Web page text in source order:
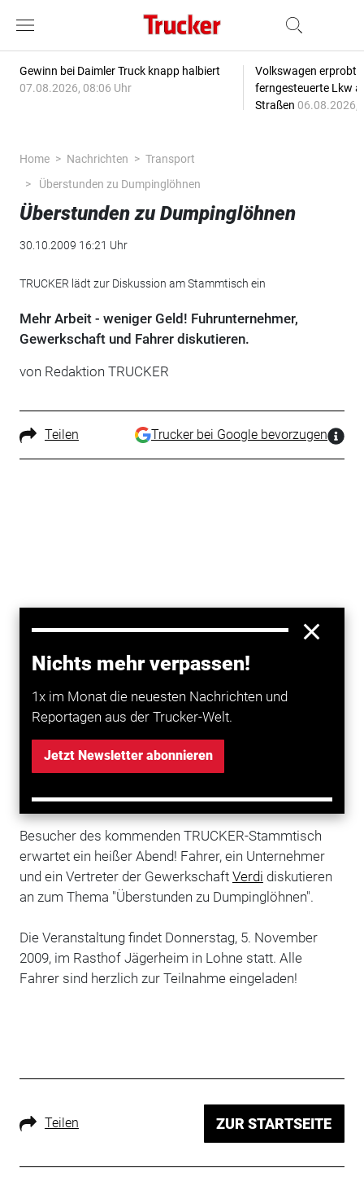
Gewinn bei Daimler Truck knapp halbiert
07.08.2026, 08:06 Uhr
Volkswagen erprobt
ferngesteuerte Lkw
Straßen 06.08.2026,
Home Nachrichten
Transport
Überstunden zu Dumpinglöhnen
Überstunden zu Dumpinglöhnen
30.10.2009 16:21 Uhr
TRUCKER lädt zur Diskussion am Stammtisch ein
Mehr Arbeit - weniger Geld! Fuhrunternehmer,
Gewerkschaft und Fahrer diskutieren.
von Redaktion TRUCKER
Teilen Trucker bei Google bevorzugen
Nichts mehr verpassen!
1x im Monat die neuesten Nachrichten und
Reportagen aus der Trucker-Welt.
Jetzt Newsletter abonnieren
Besucher des kommenden TRUCKER-Stammtisch
erwartet ein heißer Abend! Fahrer, ein Unternehmer
und ein Vertreter der Gewerkschaft Verdi diskutieren
an zum Thema "Überstunden zu Dumpinglöhnen".
Die Veranstaltung findet Donnerstag, 5. November
2009, im Rasthof Jägerheim in Lohne statt. Alle
Fahrer sind herzlich zur Teilnahme eingeladen!
Teilen ZUR STARTSEITE